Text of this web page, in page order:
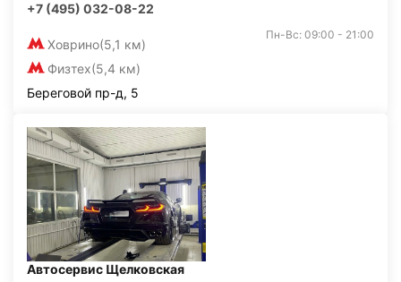
+7 (495) 032-08-22
Ховрино(5,1 км)
Физтех(5,4 км)
Пн-Вс: 09:00 - 21:00
Береговой пр-д, 5
Автосервис Щелковская